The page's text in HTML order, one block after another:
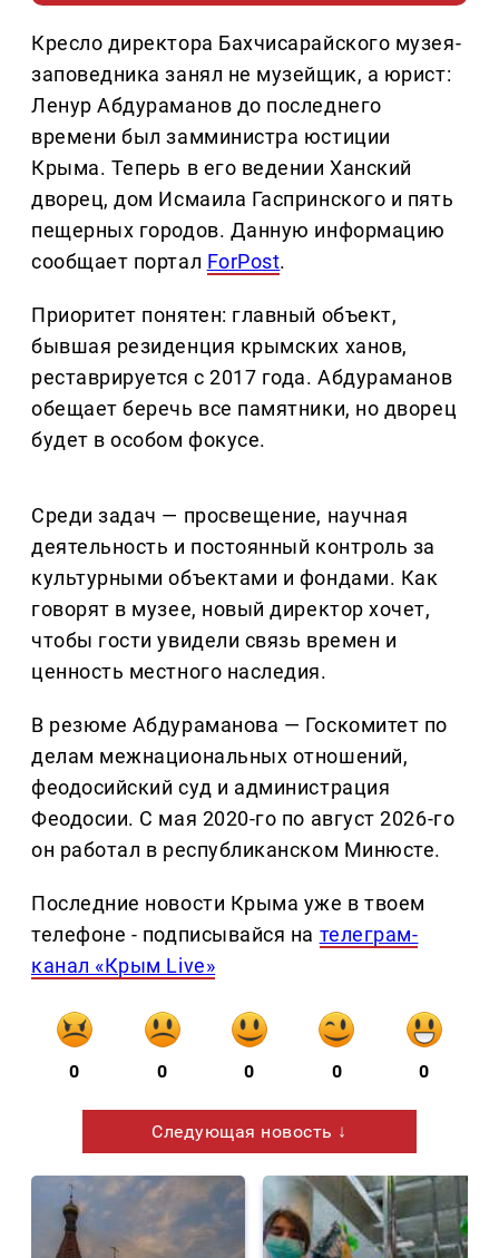
Кресло директора Бахчисарайского музея-
заповедника занял не музейщик, а юрист:
Ленур Абдураманов до последнего
времени был замминистра юстиции
Крыма. Теперь в его ведении Ханский
дворец, дом Исмаила Гаспринского и пять
пещерных городов. Данную информацию
сообщает портал ForPost.
Приоритет понятен: главный объект,
бывшая резиденция крымских ханов,
реставрируется с 2017 года. Абдураманов
обещает беречь все памятники, но дворец
будет в особом фокусе.
Среди задач — просвещение, научная
деятельность и постоянный контроль за
культурными объектами и фондами. Как
говорят в музее, новый директор хочет,
чтобы гости увидели связь времен и
ценность местного наследия.
В резюме Абдураманова — Госкомитет по
делам межнациональных отношений,
феодосийский суд и администрация
Феодосии. С мая 2020-го по август 2026-го
он работал в республиканском Минюсте.
Последние новости Крыма уже в твоем
телефоне - подписывайся на телеграм-
канал «Крым Live»
0 0 0 0 0
Следующая новость ↓